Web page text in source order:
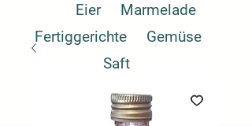
Eier
Marmelade
Fertiggerichte
Gemüse
Saft